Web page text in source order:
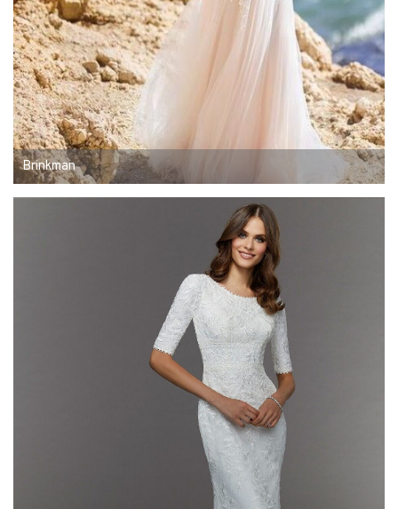
Brinkman